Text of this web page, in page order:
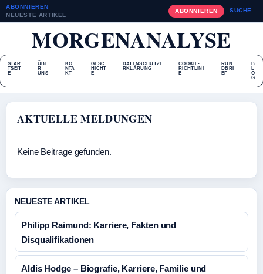
ABONNIEREN
NEUESTE ARTIKEL
ABONNIEREN SUCHE
MORGENANALYSE
STAR
TSEIT
E
ÜBE
R
UNS
KO
NTA
KT
GESC
HICHT
E
DATENSCHUTZE
RKLÄRUNG
COOKIE-
RICHTLINI
E
RUN
DBRI
EF
B
L
O
G
AKTUELLE MELDUNGEN
Keine Beitrage gefunden.
NEUESTE ARTIKEL
Philipp Raimund: Karriere, Fakten und
Disqualifikationen
Aldis Hodge – Biografie, Karriere, Familie und